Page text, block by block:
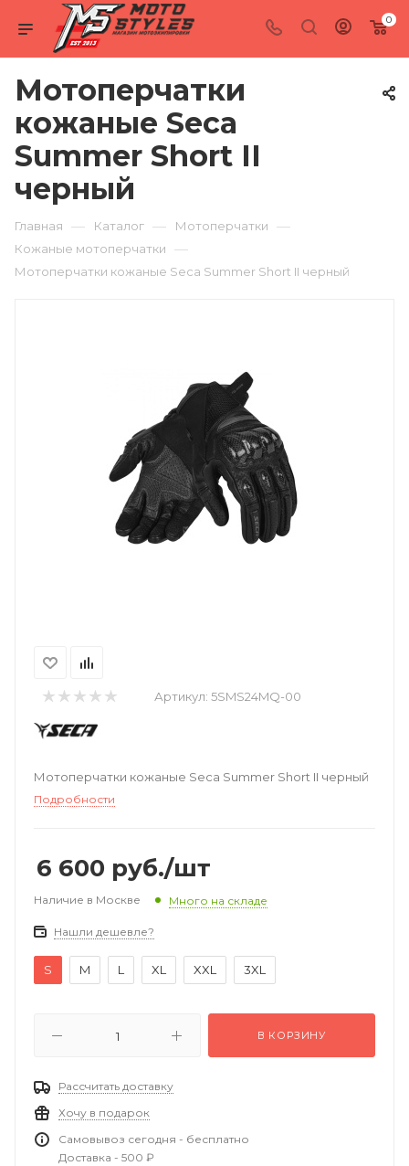
0
Мотоперчатки
кожаные Seca
Summer Short II
черный
Главная — Каталог — Мотоперчатки —
Кожаные мотоперчатки —
Мотоперчатки кожаные Seca Summer Short II черный
Артикул: 5SMS24MQ-00
Мотоперчатки кожаные Seca Summer Short II черный
Подробности
6 600 руб./шт
Наличие в Москве Много на складе
Нашли дешевле?
S M L XL XXL 3XL
В КОРЗИНУ
Рассчитать доставку
Хочу в подарок
Самовывоз сегодня - бесплатно
Доставка - 500 ₽